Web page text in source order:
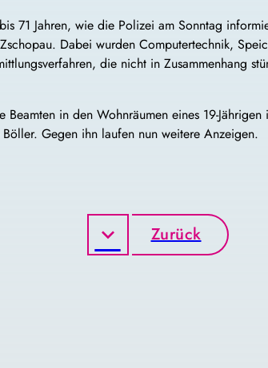
71 Jahren, wie die Polizei am Sonntag
Dabei wurden Computertechnik,
die nicht in Zusammenhang
in den Wohnräumen eines 19-
Gegen ihn laufen nun weitere Anzeigen.
Zurück